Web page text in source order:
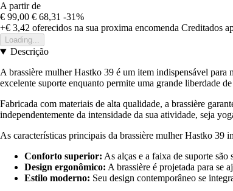
A partir de
€ 99,00 € 68,31 -31%
+€ 3,42 oferecidos na sua proxima encomenda Creditados
Loading...
Descrição
A brassière mulher Hastko 39 é um item indispensável para
excelente suporte enquanto permite uma grande liberdade
Fabricada com materiais de alta qualidade, a brassière
independentemente da intensidade da sua atividade, seja
As características principais da brassière mulher Hastko 39
Conforto superior: As alças e a faixa de suporte são
Design ergonômico: A brassière é projetada para se
Estilo moderno: Seu design contemporâneo se